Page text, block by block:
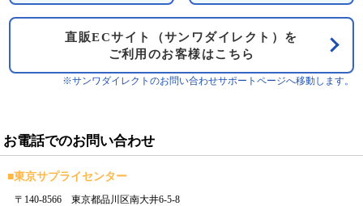
直販ECサイト（サンワダイレクト）を
ご利用のお客様はこちら
※サンワダイレクトのお問い合わせサポートページへ移動します。
お電話でのお問い合わせ
■東京サプライセンター
〒140-8566 東京都品川区南大井6-5-8